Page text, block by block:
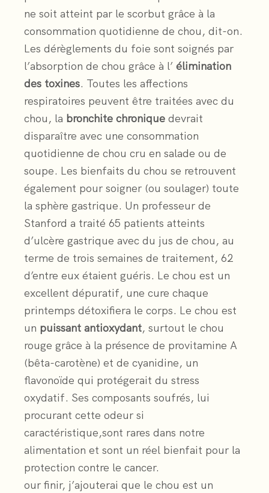
ne soit atteint par le scorbut grâce à la
consommation quotidienne de chou, dit-on.
Les dérèglements du foie sont soignés par
l’absorption de chou grâce à l’ élimination
des toxines. Toutes les affections
respiratoires peuvent être traitées avec du
chou, la bronchite chronique devrait
disparaître avec une consommation
quotidienne de chou cru en salade ou de
soupe. Les bienfaits du chou se retrouvent
également pour soigner (ou soulager) toute
la sphère gastrique. Un professeur de
Stanford a traité 65 patients atteints
d’ulcère gastrique avec du jus de chou, au
terme de trois semaines de traitement, 62
d’entre eux étaient guéris. Le chou est un
excellent dépuratif, une cure chaque
printemps détoxifiera le corps. Le chou est
un puissant antioxydant, surtout le chou
rouge grâce à la présence de provitamine A
(bêta-carotène) et de cyanidine, un
flavonoïde qui protégerait du stress
oxydatif. Ses composants soufrés, lui
procurant cette odeur si
caractéristique,sont rares dans notre
alimentation et sont un réel bienfait pour la
protection contre le cancer.
our finir, j’ajouterai que le chou est un